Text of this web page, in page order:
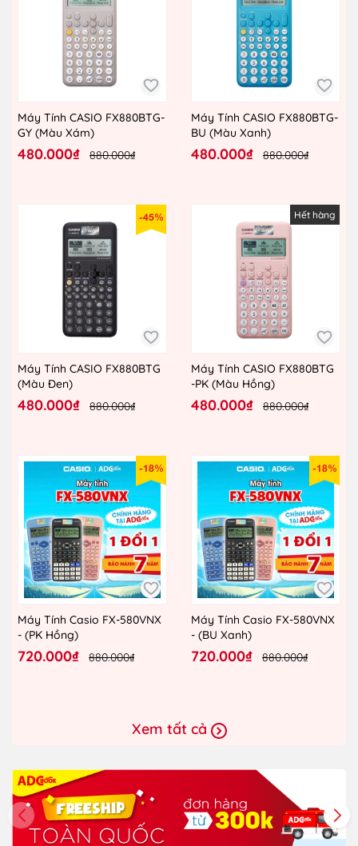
Máy Tính CASIO FX880BTG-
GY (Màu Xám)
480.000₫ 880.000₫
Máy Tính CASIO FX880BTG-
BU (Màu Xanh)
480.000₫ 880.000₫
-45%
Máy Tính CASIO FX880BTG
(Màu Đen)
480.000₫ 880.000₫
Hết hàng
Máy Tính CASIO FX880BTG
-PK (Màu Hồng)
480.000₫ 880.000₫
-18%
Máy Tính Casio FX-580VNX
- (PK Hồng)
720.000₫ 880.000₫
-18%
Máy Tính Casio FX-580VNX
- (BU Xanh)
720.000₫ 880.000₫
Xem tất cả